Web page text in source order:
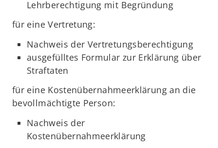
Lehrberechtigung mit Begründung
für eine Vertretung:
Nachweis der Vertretungsberechtigung
ausgefülltes Formular zur Erklärung über
Straftaten
für eine Kostenübernahmeerklärung an die
bevollmächtigte Person:
Nachweis der
Kostenübernahmeerklärung